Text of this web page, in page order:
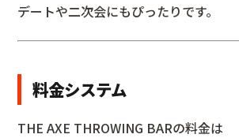
デートや二次会にもぴったりです。
料金システム
THE AXE THROWING BARの料金は